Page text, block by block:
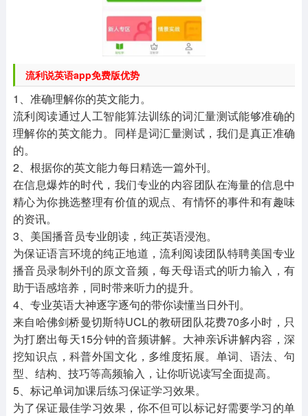
流利说英语app免费版优势
1、准确理解你的英文能力。
流利阅读通过人工智能算法训练的词汇量测试能够准确的
理解你的英文能力。同样是词汇量测试，我们是真正准确
的。
2、根据你的英文能力每日精选一篇外刊。
在信息爆炸的时代，我们专业的内容团队在海量的信息中
精心为你挑选整理有价值的观点、有情怀的事件和有趣味
的资讯。
3、美国播音员专业朗读，纯正英语浸泡。
为保证语言环境的纯正地道，流利阅读团队特聘美国专业
播音员录制外刊的原文音频，每天母语式的听力输入，有
助于语感培养，同时带来听力的提升。
4、专业英语大神逐字逐句的带你读懂当日外刊。
来自哈佛剑桥曼切斯特UCL的教研团队花费70多小时，只
为打磨出每天15分钟的音频讲解。大神亲诉讲解内容，深
挖知识点，科普外国文化，多维度拓展。单词、语法、句
型、结构、技巧等高频输入，让你听说读写全面提高。
5、标记单词加课后练习保证学习效果。
为了保证最佳学习效果，你不但可以标记好需要学习的单